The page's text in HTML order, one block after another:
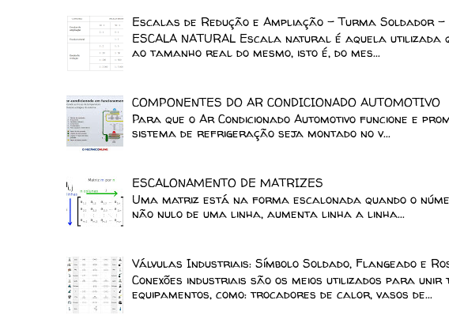
Escalas de Redução e Ampliação - Turma Soldador -
ESCALA NATURAL Escala natural é aquela utilizada
ao tamanho real do mesmo, isto é, do mes...
COMPONENTES DO AR CONDICIONADO AUTOMOTIVO
Para que o Ar Condicionado Automotivo funcione e
sistema de refrigeração seja montado no v...
ESCALONAMENTO DE MATRIZES
Uma matriz está na forma escalonada quando o
não nulo de uma linha, aumenta linha a linha...
Válvulas Industriais: Símbolo Soldado, Flangeado e
Conexões industriais são os meios utilizados para
equipamentos, como: trocadores de calor, vasos de...